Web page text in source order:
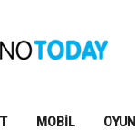
MOBIL OYUN